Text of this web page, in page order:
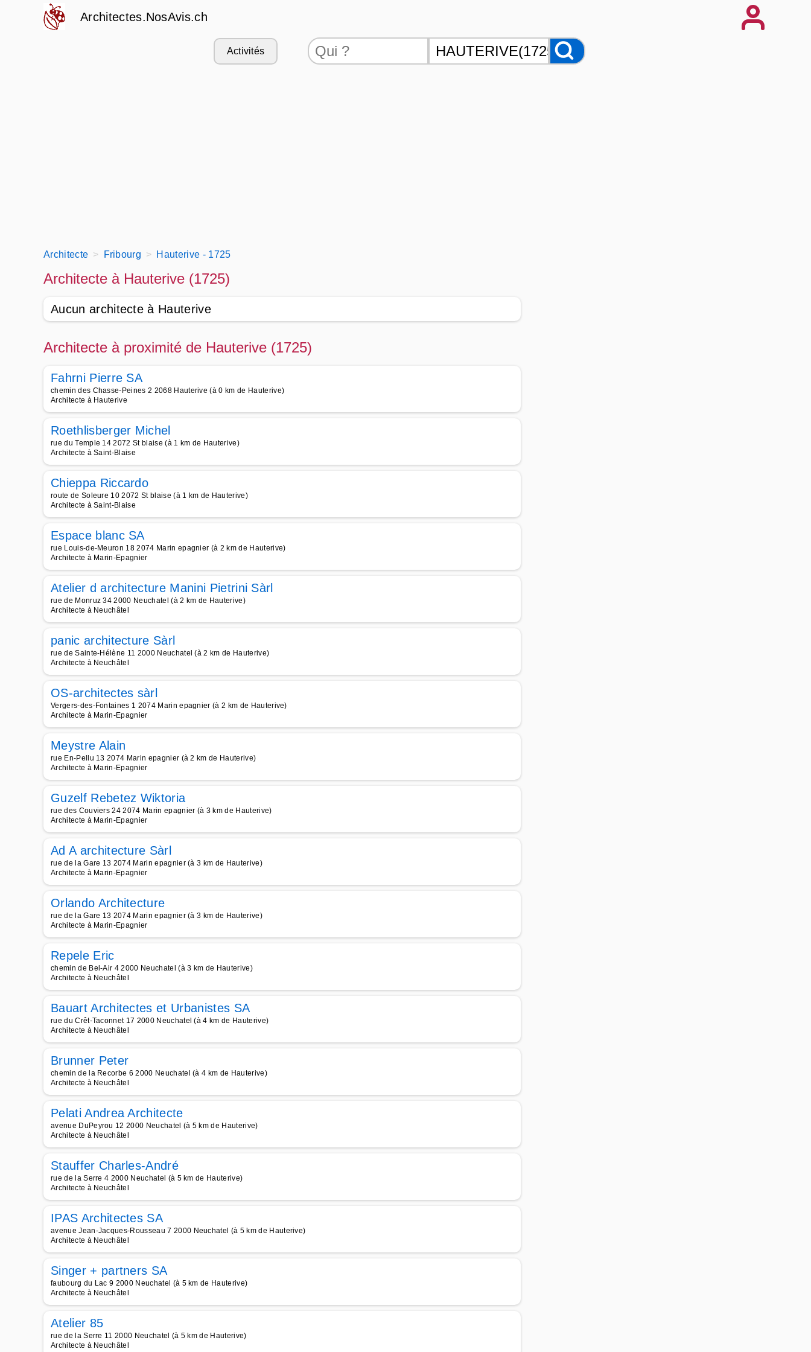
Architectes.NosAvis.ch
Activités
Architecte Fribourg Hauterive - 1725
Architecte à Hauterive (1725)
Aucun architecte à Hauterive
Architecte à proximité de Hauterive (1725)
Fahrni Pierre SA
chemin des Chasse-Peines 2 2068 Hauterive (à 0 km de Hauterive)
Architecte à Hauterive
Roethlisberger Michel
rue du Temple 14 2072 St blaise (à 1 km de Hauterive)
Architecte à Saint-Blaise
Chieppa Riccardo
route de Soleure 10 2072 St blaise (à 1 km de Hauterive)
Architecte à Saint-Blaise
Espace blanc SA
rue Louis-de-Meuron 18 2074 Marin epagnier (à 2 km de Hauterive)
Architecte à Marin-Epagnier
Atelier d architecture Manini Pietrini Sàrl
rue de Monruz 34 2000 Neuchatel (à 2 km de Hauterive)
Architecte à Neuchâtel
panic architecture Sàrl
rue de Sainte-Hélène 11 2000 Neuchatel (à 2 km de Hauterive)
Architecte à Neuchâtel
OS-architectes sàrl
Vergers-des-Fontaines 1 2074 Marin epagnier (à 2 km de Hauterive)
Architecte à Marin-Epagnier
Meystre Alain
rue En-Pellu 13 2074 Marin epagnier (à 2 km de Hauterive)
Architecte à Marin-Epagnier
Guzelf Rebetez Wiktoria
rue des Couviers 24 2074 Marin epagnier (à 3 km de Hauterive)
Architecte à Marin-Epagnier
Ad A architecture Sàrl
rue de la Gare 13 2074 Marin epagnier (à 3 km de Hauterive)
Architecte à Marin-Epagnier
Orlando Architecture
rue de la Gare 13 2074 Marin epagnier (à 3 km de Hauterive)
Architecte à Marin-Epagnier
Repele Eric
chemin de Bel-Air 4 2000 Neuchatel (à 3 km de Hauterive)
Architecte à Neuchâtel
Bauart Architectes et Urbanistes SA
rue du Crêt-Taconnet 17 2000 Neuchatel (à 4 km de Hauterive)
Architecte à Neuchâtel
Brunner Peter
chemin de la Recorbe 6 2000 Neuchatel (à 4 km de Hauterive)
Architecte à Neuchâtel
Pelati Andrea Architecte
avenue DuPeyrou 12 2000 Neuchatel (à 5 km de Hauterive)
Architecte à Neuchâtel
Stauffer Charles-André
rue de la Serre 4 2000 Neuchatel (à 5 km de Hauterive)
Architecte à Neuchâtel
IPAS Architectes SA
avenue Jean-Jacques-Rousseau 7 2000 Neuchatel (à 5 km de Hauterive)
Architecte à Neuchâtel
Singer + partners SA
faubourg du Lac 9 2000 Neuchatel (à 5 km de Hauterive)
Architecte à Neuchâtel
Atelier 85
rue de la Serre 11 2000 Neuchatel (à 5 km de Hauterive)
Architecte à Neuchâtel